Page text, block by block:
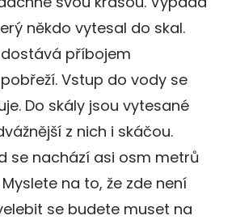
někdo vytesal do skal.
příbojem
Vstup do vody se
Do skály jsou vytesané
z nich i skáčou.
se nachází asi osm metrů
na to, že zde není
se budete muset na